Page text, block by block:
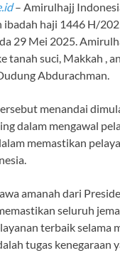
– Amirulhajj
ibadah haji 1446 H/
29 Mei 2025.
tanah suci, Makkah ,
Abdurachman.
menandai
dalam mengawal
memastikan
amanah dari
seluruh
terbaik selama
tugas kenegaraan